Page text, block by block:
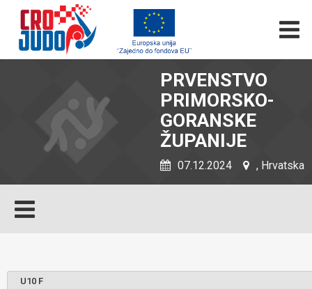
PRVENSTVO
PRIMORSKO-
GORANSKE
ŽUPANIJE
07.12.2024 , Hrvatska